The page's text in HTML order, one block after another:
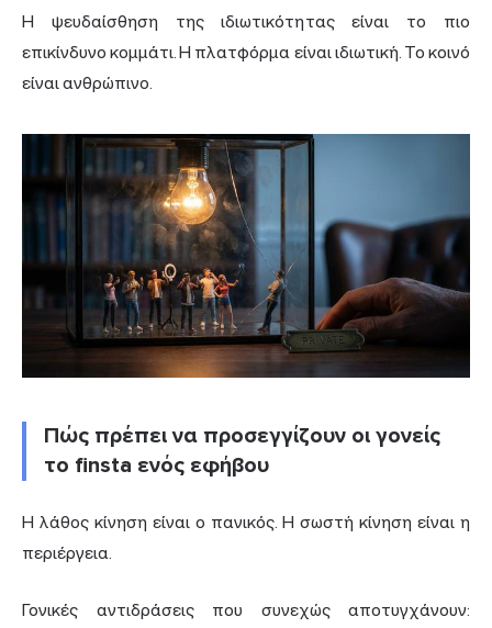
Η ψευδαίσθηση της ιδιωτικότητας είναι το πιο
επικίνδυνο κομμάτι. Η πλατφόρμα είναι ιδιωτική. Το κοινό
είναι ανθρώπινο.
Πώς πρέπει να προσεγγίζουν οι γονείς
το finsta ενός εφήβου
Η λάθος κίνηση είναι ο πανικός. Η σωστή κίνηση είναι η
περιέργεια.
Γονικές αντιδράσεις που συνεχώς αποτυγχάνουν: